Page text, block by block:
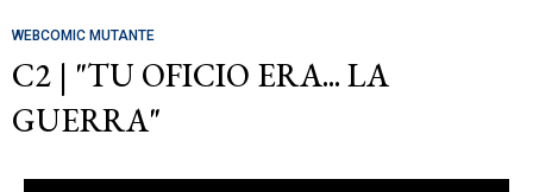
WEBCOMIC MUTANTE
C2 | "TU OFICIO ERA... LA
GUERRA"